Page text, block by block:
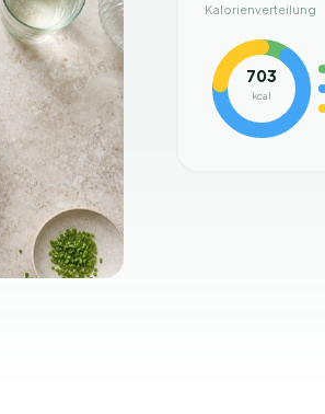
Kalorienverteilung
703
kcal